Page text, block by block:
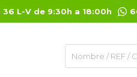
36 L-V de 9:30h a 18:00h